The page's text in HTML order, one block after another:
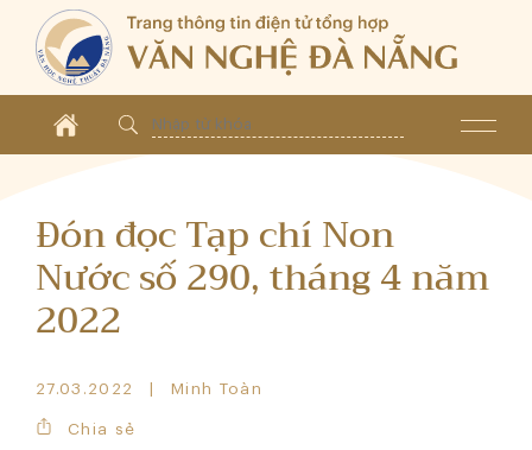
Đón đọc Tạp chí Non
Nước số 290, tháng 4 năm
2022
27.03.2022 Minh Toàn
Chia sẻ